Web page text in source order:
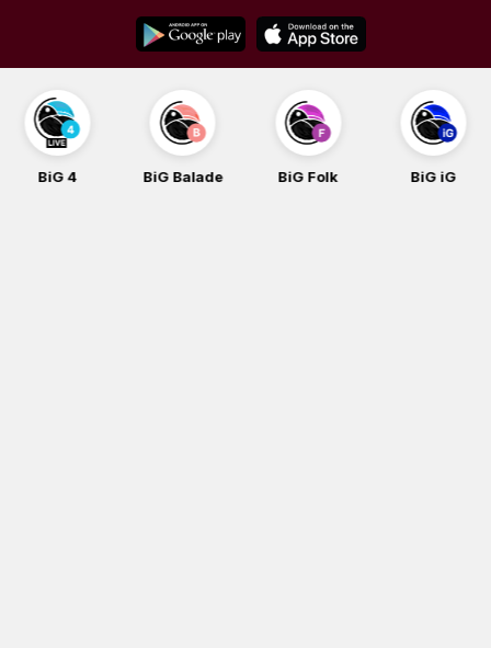
content
BiG 4 BiG Balade BiG Folk BiG iG